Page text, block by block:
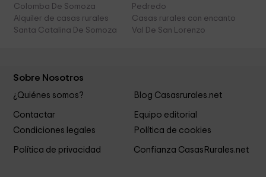
Colomba De Somoza
Pedredo
Alquiler de casas rurales
Santa Catalina De Somoza
Casas rurales con encanto
Val De San Lorenzo
Sobre Nosotros
¿Quiénes somos? Blog Casasrurales.net
Contactar
Equipo editorial
Condiciones legales
Política de cookies
Política de privacidad Confianza CasasRurales.net